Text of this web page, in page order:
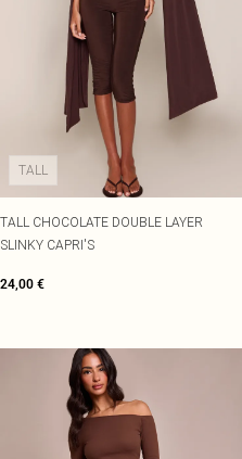
TALL
TALL CHOCOLATE DOUBLE LAYER
SLINKY CAPRI'S
24,00 €